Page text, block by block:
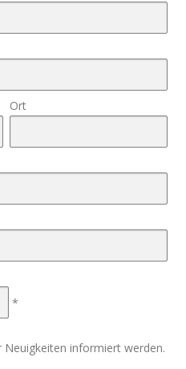
Ort
*
informiert werden.